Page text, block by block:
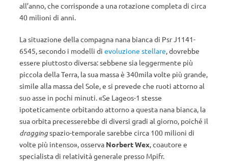
all’anno, che corrisponde a una rotazione completa di circa
40 milioni di anni.
La situazione della compagna nana bianca di Psr J1141-
6545, secondo i modelli di evoluzione stellare, dovrebbe
essere piuttosto diversa: sebbene sia leggermente più
piccola della Terra, la sua massa è 340mila volte più grande,
simile alla massa del Sole, e si prevede che ruoti attorno al
suo asse in pochi minuti. «Se Lageos-1 stesse
ipoteticamente orbitando attorno a questa nana bianca, la
sua orbita precesserebbe di diversi gradi al giorno, poiché il
draggingspazio-temporale sarebbe circa 100 milioni di
volte più intenso», osserva Norbert Wex, coautore e
specialista di relatività generale presso Mpifr.